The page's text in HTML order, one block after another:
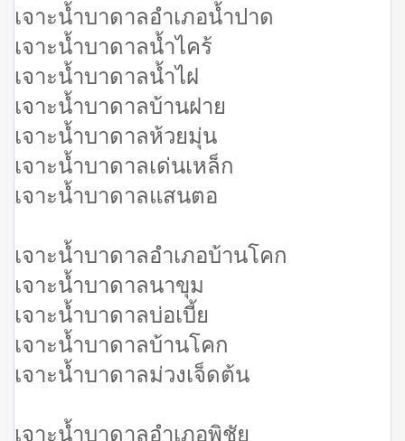
เจาะน้ำบาดาลอำเภอน้ำปาด
เจาะน้ำบาดาลน้ำไคร้
เจาะน้ำบาดาลน้ำไฝ
เจาะน้ำบาดาลบ้านฝาย
เจาะน้ำบาดาลห้วยมุ่น
เจาะน้ำบาดาลเด่นเหล็ก
เจาะน้ำบาดาลแสนตอ
เจาะน้ำบาดาลอำเภอบ้านโคก
เจาะน้ำบาดาลนาขุม
เจาะน้ำบาดาลบ่อเบี้ย
เจาะน้ำบาดาลบ้านโคก
เจาะน้ำบาดาลม่วงเจ็ดต้น
เจาะน้ำบาดาลอำเภอพิชัย